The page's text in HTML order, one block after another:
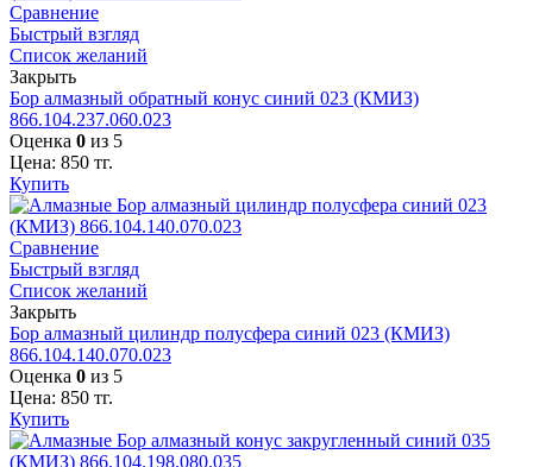
Сравнение
Быстрый взгляд
Список желаний
Закрыть
Бор алмазный обратный конус синий 023 (КМИЗ)
866.104.237.060.023
Оценка 0 из 5
Цена: 850 тг.
Купить
Сравнение
Быстрый взгляд
Список желаний
Закрыть
Бор алмазный цилиндр полусфера синий 023 (КМИЗ)
866.104.140.070.023
Оценка 0 из 5
Цена: 850 тг.
Купить